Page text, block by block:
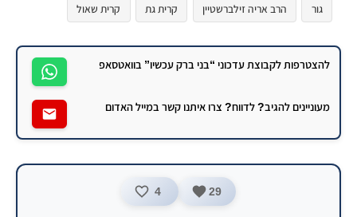
גור הרב אריה זילברשטיין קרית גת קרית שאול
להצטרפות לקבוצת עדכוני “בני ברק עכשיו” בוואטסאפ
מעוניינים להגיב? לדווח? צרו איתנו קשר במייל האדום
29
4